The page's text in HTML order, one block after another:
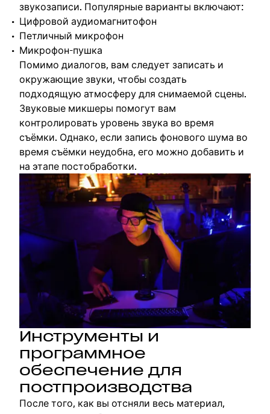
звукозаписи. Популярные варианты включают:
Цифровой аудиомагнитофон
Петличный микрофон
Микрофон-пушка
Помимо диалогов, вам следует записать и
окружающие звуки, чтобы создать
подходящую атмосферу для снимаемой сцены.
Звуковые микшеры помогут вам
контролировать уровень звука во время
съёмки. Однако, если запись фонового шума во
время съёмки неудобна, его можно добавить и
на этапе постобработки.
Инструменты и
программное
обеспечение для
постпроизводства
После того, как вы отсняли весь материал,